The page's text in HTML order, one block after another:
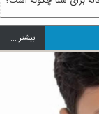
بيشتر ...